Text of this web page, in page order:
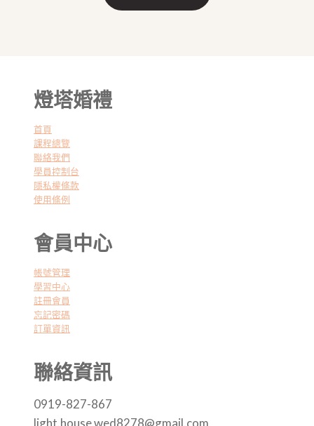
燈塔婚禮
首頁
課程總覽
聯絡我們
學員控制台
隱私權條款
使用條例
會員中心
帳號管理
學習中心
註冊會員
忘記密碼
訂單資訊
聯絡資訊
0919-827-867
light.house.wed8278@gmail.com